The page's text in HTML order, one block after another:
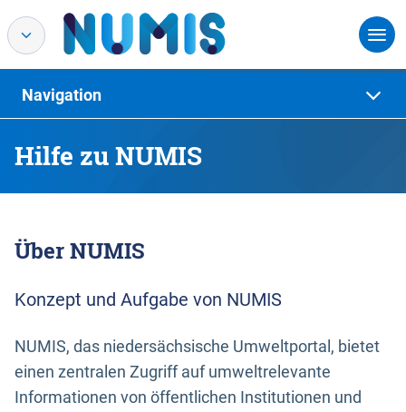
Hilfe zu NUMIS
Navigation
Über NUMIS
Konzept und Aufgabe von NUMIS
NUMIS, das niedersächsische Umweltportal, bietet
einen zentralen Zugriff auf umweltrelevante
Informationen von öffentlichen Institutionen und